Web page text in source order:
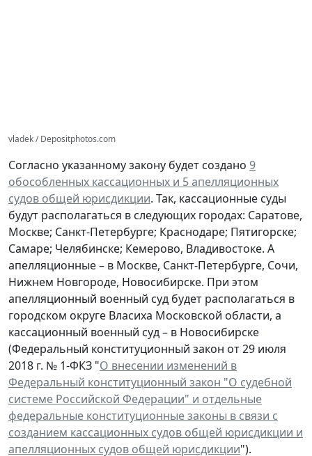
vladek / Depositphotos.com
Согласно указанному закону будет создано 9
обособленных кассационных и 5 апелляционных
судов общей юрисдикции. Так, кассационные суды
будут располагаться в следующих городах: Саратове,
Москве; Санкт-Петербурге; Краснодаре; Пятигорске;
Самаре; Челябинске; Кемерово, Владивостоке. А
апелляционные – в Москве, Санкт-Петербурге, Сочи,
Нижнем Новгороде, Новосибирске. При этом
апелляционный военный суд будет располагаться в
городском округе Власиха Московской области, а
кассационный военный суд – в Новосибирске
(Федеральный конституционный закон от 29 июля
2018 г. № 1-ФКЗ "О внесении изменений в
Федеральный конституционный закон "О судебной
системе Российской Федерации" и отдельные
федеральные конституционные законы в связи с
созданием кассационных судов общей юрисдикции и
апелляционных судов общей юрисдикции").